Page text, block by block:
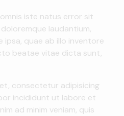
iste natus error sit
laudantium,
ipsa, quae ab illo inventore
beatae vitae dicta sunt,
consectetur adipisicing
incididunt ut labore et
ad minim veniam, quis